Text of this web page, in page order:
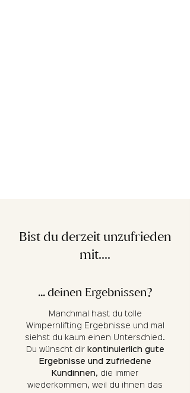
Bist du derzeit unzufrieden
mit....
... deinen Ergebnissen?
Manchmal hast du tolle
Wimpernlifting Ergebnisse und mal
siehst du kaum einen Unterschied.
Du wünscht dir kontinuierlich gute
Ergebnisse und zufriedene
Kundinnen, die immer
wiederkommen, weil du ihnen das